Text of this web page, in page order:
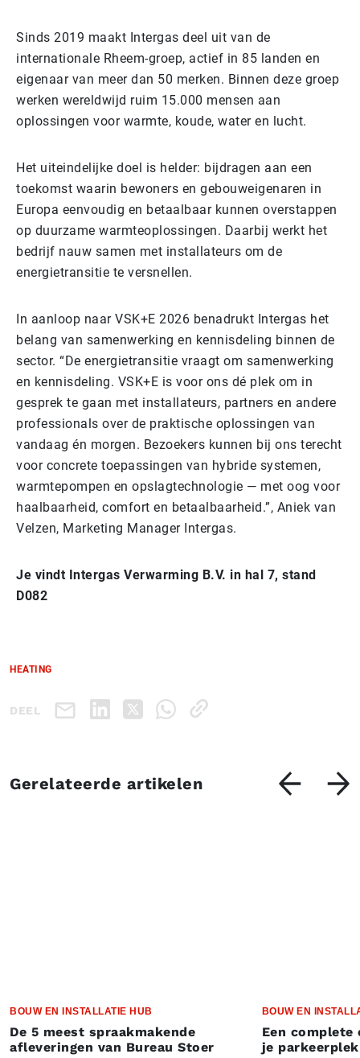
Sinds 2019 maakt Intergas deel uit van de
internationale Rheem-groep, actief in 85 landen en
eigenaar van meer dan 50 merken. Binnen deze groep
werken wereldwijd ruim 15.000 mensen aan
oplossingen voor warmte, koude, water en lucht.
Het uiteindelijke doel is helder: bijdragen aan een
toekomst waarin bewoners en gebouweigenaren in
Europa eenvoudig en betaalbaar kunnen overstappen
op duurzame warmteoplossingen. Daarbij werkt het
bedrijf nauw samen met installateurs om de
energietransitie te versnellen.
In aanloop naar VSK+E 2026 benadrukt Intergas het
belang van samenwerking en kennisdeling binnen de
sector. “De energietransitie vraagt om samenwerking
en kennisdeling. VSK+E is voor ons dé plek om in
gesprek te gaan met installateurs, partners en andere
professionals over de praktische oplossingen van
vandaag én morgen. Bezoekers kunnen bij ons terecht
voor concrete toepassingen van hybride systemen,
warmtepompen en opslagtechnologie — met oog voor
haalbaarheid, comfort en betaalbaarheid.”, Aniek van
Velzen, Marketing Manager Intergas.
Je vindt Intergas Verwarming B.V. in hal 7, stand
D082
HEATING
DEEL
Gerelateerde artikelen
BOUW EN INSTALLATIE HUB
De 5 meest spraakmakende
afleveringen van Bureau Stoer
BOUW EN
Een complete
je parkeerplek